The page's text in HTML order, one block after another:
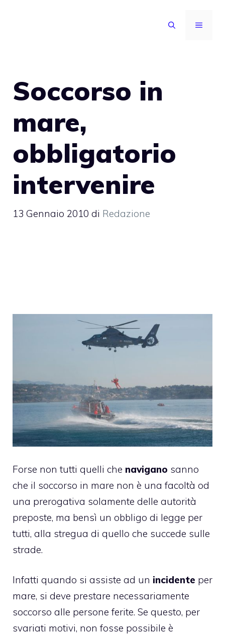
MENU
Soccorso in
mare,
obbligatorio
intervenire
13 Gennaio 2010 di Redazione
Forse non tutti quelli che navigano sanno
che il soccorso in mare non è una facoltà od
una prerogativa solamente delle autorità
preposte, ma bensì un obbligo di legge per
tutti, alla stregua di quello che succede sulle
strade.
Infatti quando si assiste ad un incidente per
mare, si deve prestare necessariamente
soccorso alle persone ferite. Se questo, per
svariati motivi, non fosse possibile è